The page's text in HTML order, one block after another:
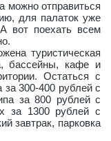
можно отправиться
для палаток уже
вот поехать всем
туристическая
бассейны, кафе и
Остаться с
300-400 рублей с
за 800 рублей с
за 1300 рублей с
завтрак, парковка